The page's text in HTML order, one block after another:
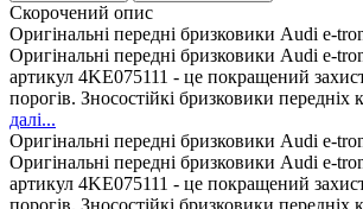
Скорочений опис
Оригінальні передні бризковики Audi e-
Оригінальні передні бризковики Audi e-
артикул 4KE075111 - це покращений
порогів. Зносостійкі бризковики передніх
далі...
Оригінальні передні бризковики Audi e-
Оригінальні передні бризковики Audi e-
артикул 4KE075111 - це покращений
порогів. Зносостійкі бризковики передніх